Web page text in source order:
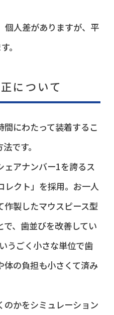
個人差がありますが、平
。
について
にわたって装着するこ
です。
ェアナンバー1を誇るス
レクト」を採用。お一人
作製したマウスピース型
、歯並びを改善してい
うごく小さな単位で歯
体の負担も小さくて済み
のかをシミュレーション